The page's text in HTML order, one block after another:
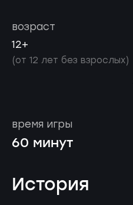
возраст
12+
(от 12 лет без взрослых)
время игры
60 минут
История